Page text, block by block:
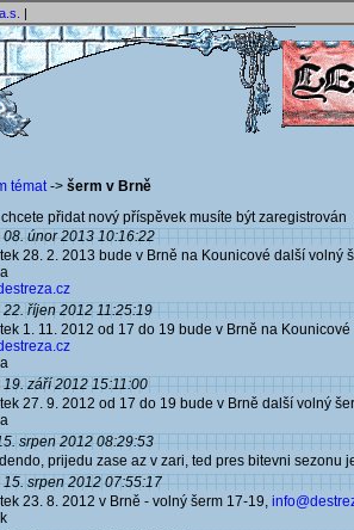
|
témat-> šerm v Brně
chcete přidat nový příspěvek musíte být
08. únor 2013 10:16:22
28. 2. 2013 bude v Brně na Kounicové další volný
22. říjen 2012 11:25:19
1. 11. 2012 od 17 do 19 bude v Brně na
19. září 2012 15:11:00
27. 9. 2012 od 17 do 19 bude v Brně další volný
srpen 2012 08:29:53
prijedu zase az v zari, ted pres bitevni sezonu
15. srpen 2012 07:55:17
23. 8. 2012 v Brně - volný šerm 17-19,